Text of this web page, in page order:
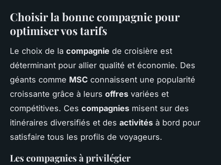
Choisir la bonne compagnie pour
optimiser vos tarifs
Le choix de la compagnie de croisière est
déterminant pour allier qualité et économie. Des
géants comme MSC connaissent une popularité
croissante grâce à leurs offres variées et
compétitives. Ces compagnies misent sur des
itinéraires diversifiés et des activités à bord pour
satisfaire tous les profils de voyageurs.
Les compagnies à privilégier